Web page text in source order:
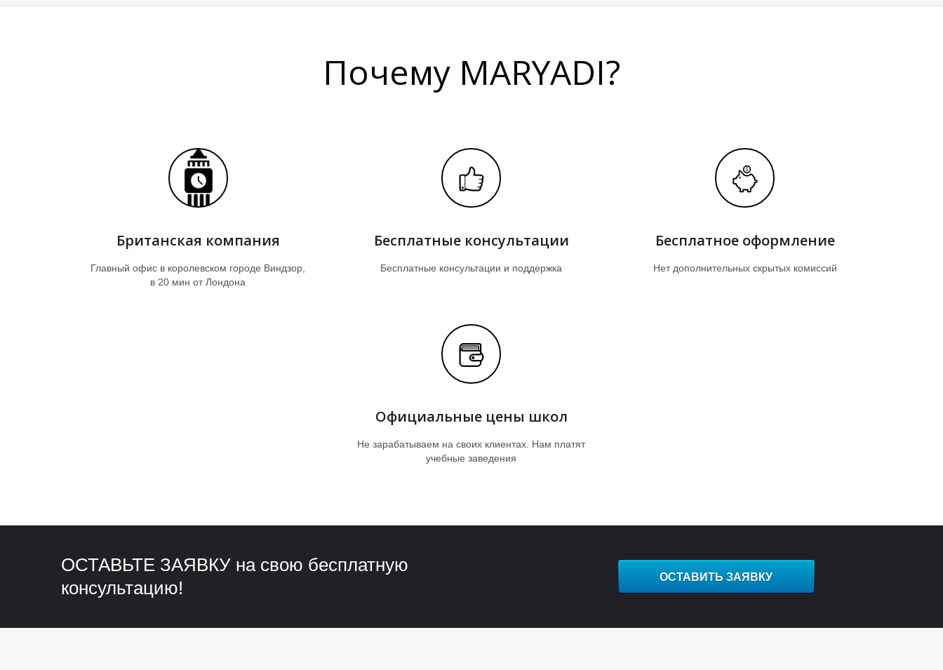
Почему MARYADI?
Британская компания
Главный офис в королевском городе Виндзор,
в 20 мин от Лондона
Бесплатные консультации
Бесплатные консультации и поддержка
Бесплатное оформление
Нет дополнительных скрытых комиссий
Официальные цены школ
Не зарабатываем на своих клиентах. Нам платят
учебные заведения
ОСТАВЬТЕ ЗАЯВКУ на свою бесплатную
консультацию!
ОСТАВИТЬ ЗАЯВКУ